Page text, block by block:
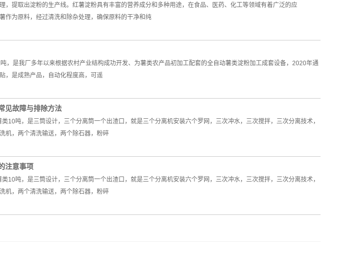
提取出淀粉的生产线。红薯淀粉具有丰富的营养成分和多种用途，在食品、医药、化工等领域有着广泛的应
为原料，经过清洗和除杂处理，确保原料的干净和纯
是我厂多年以来根据农村产业结构成功开发、为薯类农产品初加工配套的全自动薯类淀粉加工成套设备，2020年通
，是成熟产品，自动化程度高，可遥
见故障与排除方法
吨，是三筒设计，三个分离筒一个出渣口，就是三个分离机安装六个罗网，三次冲水，三次搅拌，三次分离技术，
机，两个清洗输送，两个除石器，粉碎
注意事项
吨，是三筒设计，三个分离筒一个出渣口，就是三个分离机安装六个罗网，三次冲水，三次搅拌，三次分离技术，
机，两个清洗输送，两个除石器，粉碎